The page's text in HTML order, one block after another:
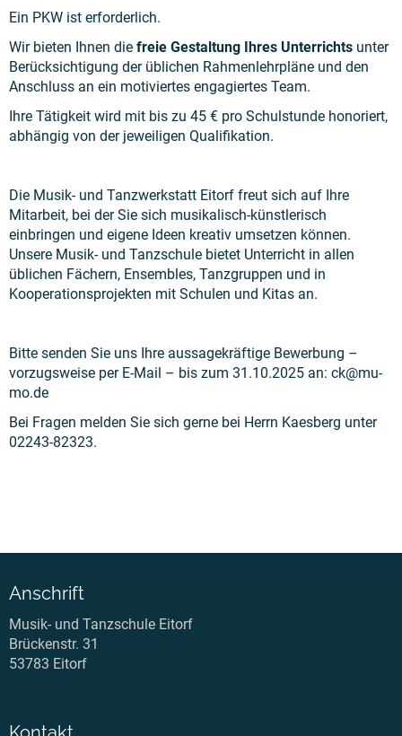
Ein PKW ist erforderlich.
Wir bieten Ihnen die freie Gestaltung Ihres Unterrichts unter
Berücksichtigung der üblichen Rahmenlehrpläne und den
Anschluss an ein motiviertes engagiertes Team.
Ihre Tätigkeit wird mit bis zu 45 € pro Schulstunde honoriert,
abhängig von der jeweiligen Qualifikation.
Die Musik- und Tanzwerkstatt Eitorf freut sich auf Ihre
Mitarbeit, bei der Sie sich musikalisch-künstlerisch
einbringen und eigene Ideen kreativ umsetzen können.
Unsere Musik- und Tanzschule bietet Unterricht in allen
üblichen Fächern, Ensembles, Tanzgruppen und in
Kooperationsprojekten mit Schulen und Kitas an.
Bitte senden Sie uns Ihre aussagekräftige Bewerbung –
vorzugsweise per E-Mail – bis zum 31.10.2025 an: ck@mu-
mo.de
Bei Fragen melden Sie sich gerne bei Herrn Kaesberg unter
02243-82323.
Anschrift
Musik- und Tanzschule Eitorf
Brückenstr. 31
53783 Eitorf